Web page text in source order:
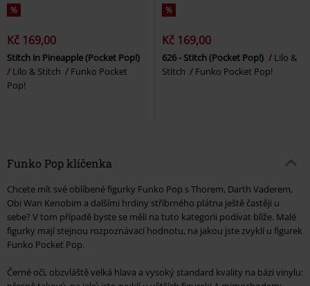
%
Kč 169,00
Stitch in Pineapple (Pocket Pop!)
Lilo & Stitch
Funko Pocket
Pop!
%
Kč 169,00
626 - Stitch (Pocket Pop!)
Lilo &
Stitch
Funko Pocket Pop!
Funko Pop klíčenka
Chcete mít své oblíbené figurky Funko Pop s Thorem, Darth Vaderem,
Obi Wan Kenobim a dalšími hrdiny stříbrného plátna ještě častěji u
sebe? V tom případě byste se měli na tuto kategorii podívat blíže. Malé
figurky mají stejnou rozpoznávací hodnotu, na jakou jste zvyklí u figurek
Funko Pocket Pop.
Černé oči, obzvláště velká hlava a vysoký standard kvality na bázi vinylu: